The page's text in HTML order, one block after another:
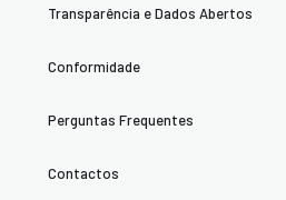
Transparência e Dados Abertos
Conformidade
Perguntas Frequentes
Contactos